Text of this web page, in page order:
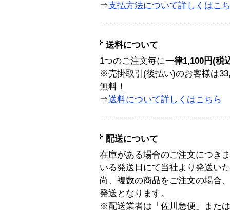
⇒支払方法について詳しくはこ
送料について
1つのご注文毎に一律1,100円(税
※売掛取引(後払い)のお客様は
無料！
⇒送料について詳しくはこちら
配送について
在庫がある場合のご注文につき
いる発送日にて当社より発送い
尚、複数の商品をご注文の場合
発送となります。
※配送業者は「佐川急便」また